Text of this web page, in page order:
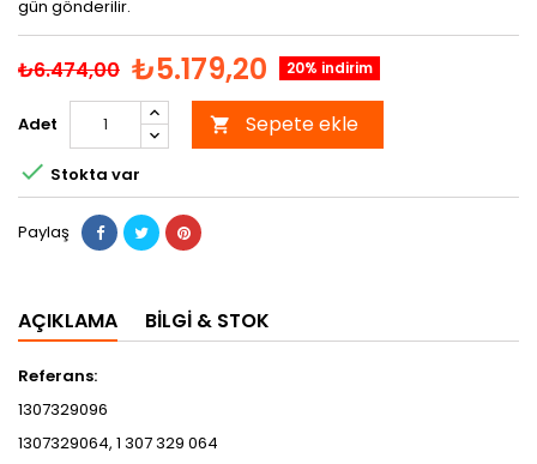
gün gönderilir.
₺6.474,00 ₺5.179,20 20% indirim
Adet  Sepete ekle
 Stokta var
Paylaş
AÇIKLAMA BILGI & STOK
Referans:
1307329096
1307329064, 1 307 329 064